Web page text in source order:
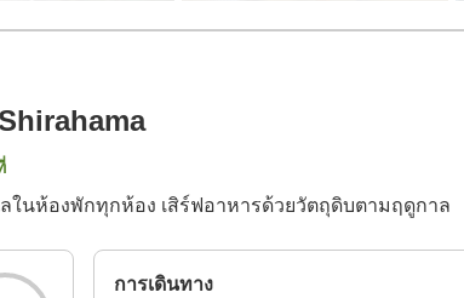
ในห้องพักทุกห้อง เสิร์ฟอาหารด้วยวัตถุดิบตามฤดูกาล
การเดินทาง